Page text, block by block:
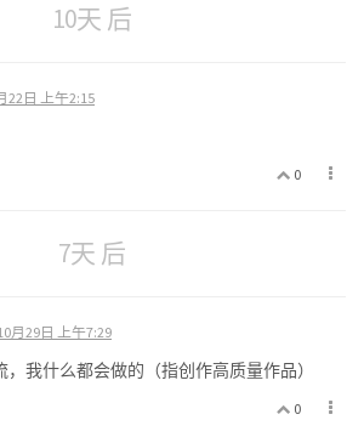
10天 后
22日 上午2:15
0
7天 后
月29日 上午7:29
我什么都会做的（指创作高质量作品）
0